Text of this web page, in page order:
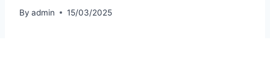
By admin 15/03/2025